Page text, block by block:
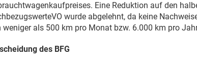
Eine Reduktion auf den
wurde abgelehnt, da keine
weniger als 500 km pro Monat bzw. 6.000 km pro
des BFG